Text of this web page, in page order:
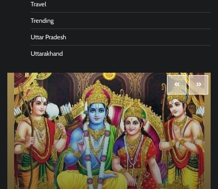
Travel
Trending
Uttar Pradesh
Uttarakhand